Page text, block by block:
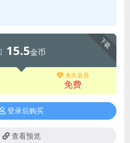
下载
15.5金币
永久会员
免费
登录后购买
查看预览